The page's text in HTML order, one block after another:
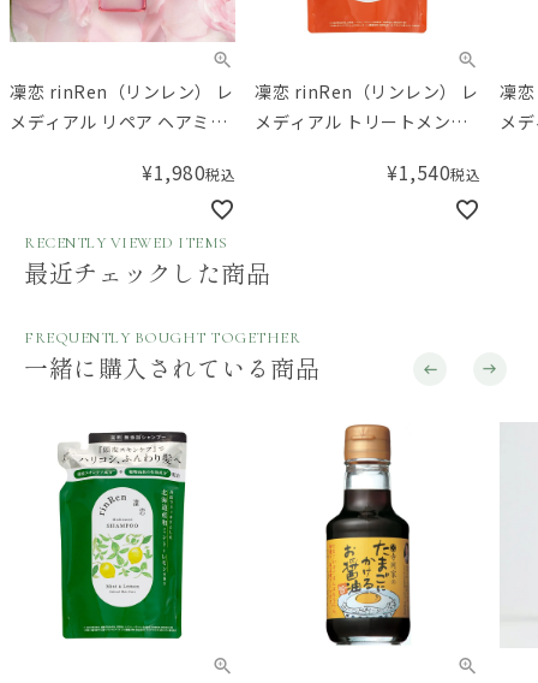
凜恋 rinRen（リンレン） レ
メディアル リペア ヘアミル
¥1,980税込
凜恋 rinRen（リンレン） レ
メディアル トリートメント
（つめかえ用） 300mL
¥1,540税込
凜
メ
RECENTLY VIEWED ITEMS
最近チェックした商品
FREQUENTLY BOUGHT TOGETHER
一緒に購入されている商品